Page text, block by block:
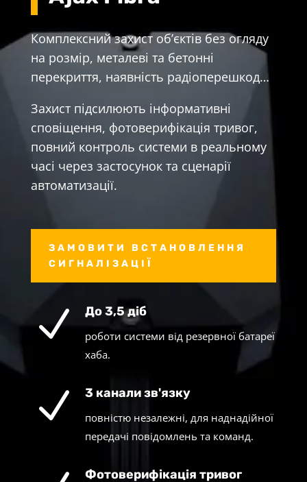
Комплексний захист об’єктів без огляду
на розмір, металеві та бетонні
перекриття, наявність радіоперешкод…
Захист підсилюють інформативні
сповіщення, фотоверифікація тривог,
повний контроль системи в реальному
часі через застосунок та сценарії
автоматизації.
ЗАМОВИТИ ВСТАНОВЛЕННЯ
СИГНАЛІЗАЦІЇ
N До 3,5 діб
роботи системи від резервної батареї
хаба.
N 3 канали зв'язку
повністю незалежні, для наднадійної
передачі повідомлень та команд.
Фотоверифікація тривог